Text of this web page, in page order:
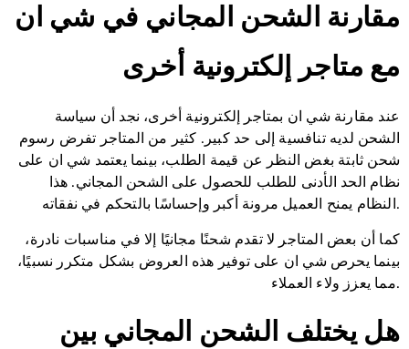
مقارنة الشحن المجاني في شي ان
مع متاجر إلكترونية أخرى
عند مقارنة شي ان بمتاجر إلكترونية أخرى، نجد أن سياسة
الشحن لديه تنافسية إلى حد كبير. كثير من المتاجر تفرض رسوم
شحن ثابتة بغض النظر عن قيمة الطلب، بينما يعتمد شي ان على
نظام الحد الأدنى للطلب للحصول على الشحن المجاني. هذا
النظام يمنح العميل مرونة أكبر وإحساسًا بالتحكم في نفقاته.
كما أن بعض المتاجر لا تقدم شحنًا مجانيًا إلا في مناسبات نادرة،
بينما يحرص شي ان على توفير هذه العروض بشكل متكرر نسبيًا،
مما يعزز ولاء العملاء.
هل يختلف الشحن المجاني بين